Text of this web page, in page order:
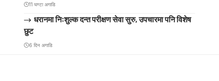
11 घण्टा अगाडि
धरानमा निःशुल्क दन्त परीक्षण सेवा सुरु, उपचारमा पनि विशेष
छुट
6 दिन अगाडि